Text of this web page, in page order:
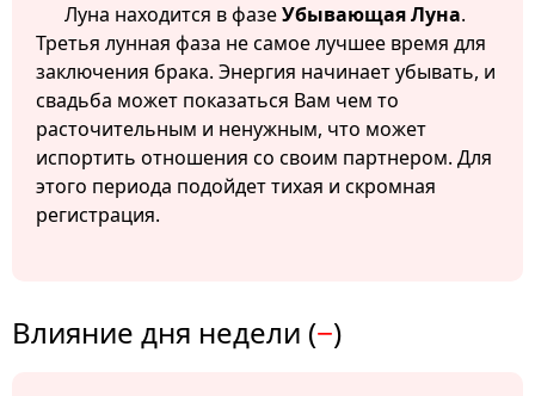
Луна находится в фазеУбывающая Луна.
Третья лунная фаза не самое лучшее время для
заключения брака. Энергия начинает убывать, и
свадьба может показаться Вам чем то
расточительным и ненужным, что может
испортить отношения со своим партнером. Для
этого периода подойдет тихая и скромная
регистрация.
Влияние дня недели (−)